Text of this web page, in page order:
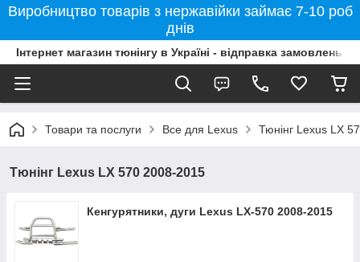
Виробництво товарів з нержавійки займає 7-10 роб
днів
Інтернет магазин тюнінгу в Україні - відправка замовлень
Товари та послуги Все для Lexus Тюнінг Lexus LX
Тюнінг Lexus LX 570 2008-2015
Кенгурятники, дуги Lexus LX-570 2008-2015